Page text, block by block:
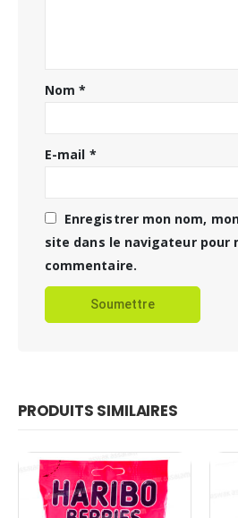
Nom*
E-mail *
Enregistrer mon nom,
site dans le navigateur pour
commentaire.
PRODUITS SIMILAIRES